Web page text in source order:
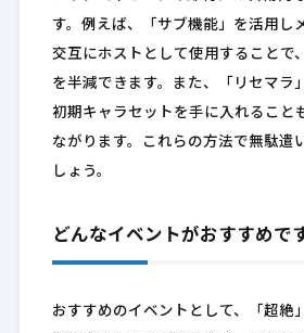
す。例えば、「サブ機能」を活用し
交互にホストとして使用することで
を半減できます。また、「リセマラ
初期キャラセットを手に入れること
ながります。これらの方法で無駄遣
しょう。
どんなイベントがおすすめで
おすすめのイベントとして、「超絶